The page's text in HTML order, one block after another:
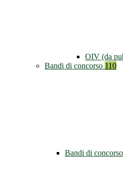
OIV (da
Bandi di concorso 110
Bandi di concorso